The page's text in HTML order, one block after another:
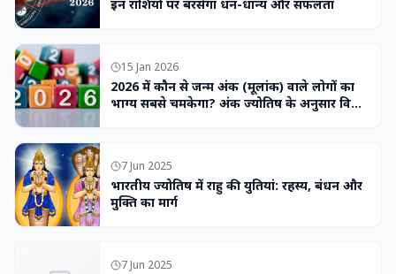
इन राशियों पर बरसेगा धन-धान्य और सफलता
15 Jan 2026
2026 में कौन से जन्म अंक (मूलांक) वाले लोगों का
भाग्य सबसे चमकेगा? अंक ज्योतिष के अनुसार विशेष
7 Jun 2025
भारतीय ज्योतिष में राहु की युतियां: रहस्य, बंधन और
मुक्ति का मार्ग
7 Jun 2025